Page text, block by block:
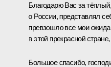
Благодарю Вас за
о России, представлял
превзошло все мои
в этой прекрасной
Большое спасибо,